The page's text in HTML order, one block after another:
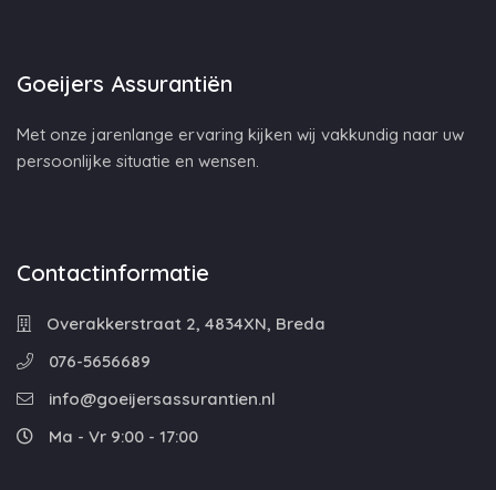
Goeijers Assurantiën
Met onze jarenlange ervaring kijken wij vakkundig naar uw
persoonlijke situatie en wensen.
Contactinformatie
Overakkerstraat 2, 4834XN, Breda
076-5656689
info@goeijersassurantien.nl
Ma - Vr 9:00 - 17:00